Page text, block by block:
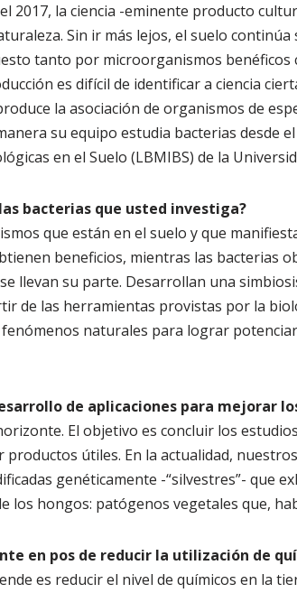
2017, la ciencia -eminente producto
Sin ir más lejos, el suelo
tanto por microorganismos
es difícil de identificar a ciencia
la asociación de organismos de
su equipo estudia bacterias desde
en el Suelo (LBMIBS) de la
bacterias que usted investiga?
que están en el suelo y que
beneficios, mientras las bacterias
llevan su parte. Desarrollan una
de las herramientas provistas por la
naturales para lograr
de aplicaciones para mejorar
El objetivo es concluir los
productos útiles. En la actualidad,
genéticamente -“silvestres”- que
los hongos: patógenos vegetales que,
en pos de reducir la utilización de
es reducir el nivel de químicos en la